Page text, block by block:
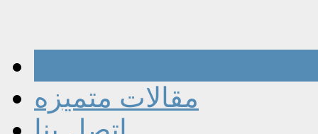
مقالات متميزه